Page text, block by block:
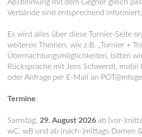
Abstimmung mit dem Gegner gleich
Verbände sind entsprechend informiert.
Es wird alles über diese Turnier-Seite
weiteren Themen, wie z.B. „Turnier +
Übernachtungsmöglichkeiten, bitten
Rücksprache mit Jens Schwerdt,
oder Anfrage per E-Mail an
Termine:
Samstag, 29. August 2026 ab (vor-
wC, wB und ab (nach-)mittags Damen